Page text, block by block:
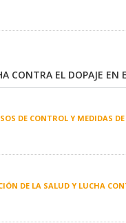
CONTRA EL DOPAJE EN
DE CONTROL Y MEDIDAS
DE LA SALUD Y LUCHA